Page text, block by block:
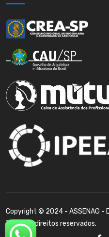
Copyright © 2024 - ASSENAG -
Todos os direitos reservados.